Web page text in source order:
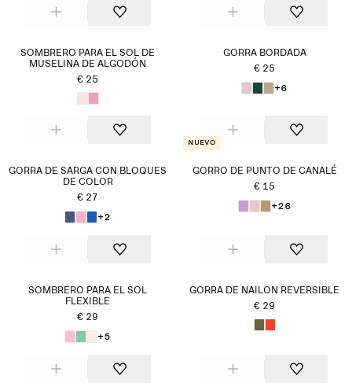
SOMBRERO PARA EL SOL DE
MUSELINA DE ALGODÓN
€ 25
GORRA BORDADA
€ 25
+6
GORRA DE SARGA CON BLOQUES
DE COLOR
€ 27
+2
Nuevo
GORRO DE PUNTO DE CANALÉ
€ 15
+26
SOMBRERO PARA EL SOL
FLEXIBLE
€ 29
+5
GORRA DE NAILON REVERSIBLE
€ 29